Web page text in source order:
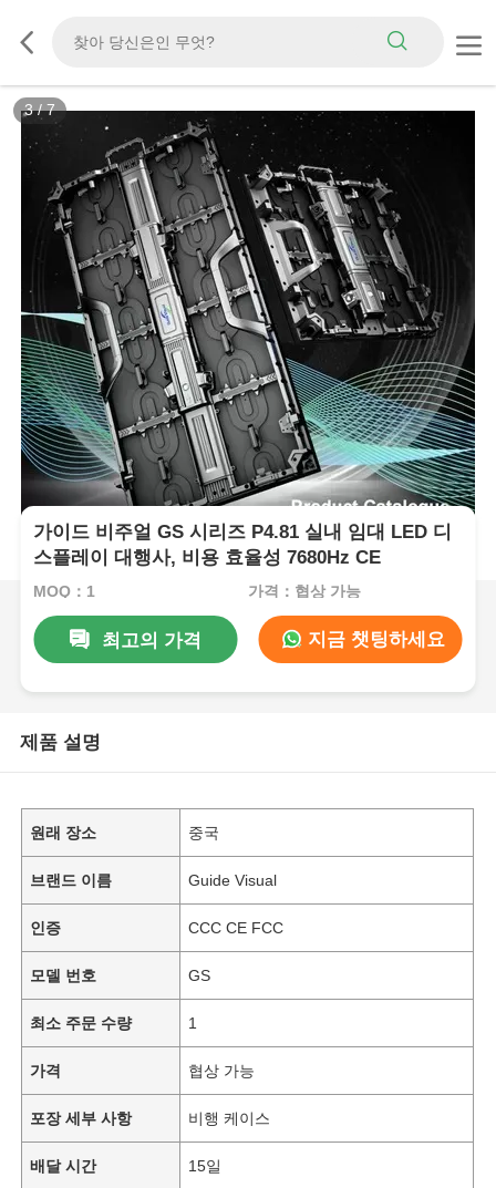
3/7
가이드 비주얼 GS 시리즈 P4.81 실내 임대 LED 디
스플레이 대행사, 비용 효율성 7680Hz CE
MOQ：1 가격：협상 가능
최고의 가격 지금 챗팅하세요
제품 설명
원래 장소 중국
브랜드 이름 Guide Visual
인증 CCC CE FCC
모델 번호 GS
최소 주문 수량 1
가격 협상 가능
포장 세부 사항 비행 케이스
배달 시간 15일